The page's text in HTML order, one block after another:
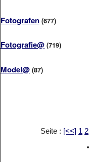
Fotografen (677)
Fotografie@ (719)
Model@ (87)
Seite : [<<] 1 2